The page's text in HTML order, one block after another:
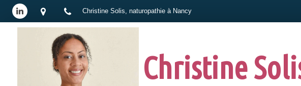
Christine Solis, naturopathie à Nancy
Christine